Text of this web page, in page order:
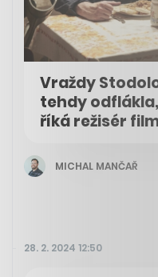
Vraždy
tehdy
říká režisér
MICHAL MANČAŘ
28. 2. 2024 12:50